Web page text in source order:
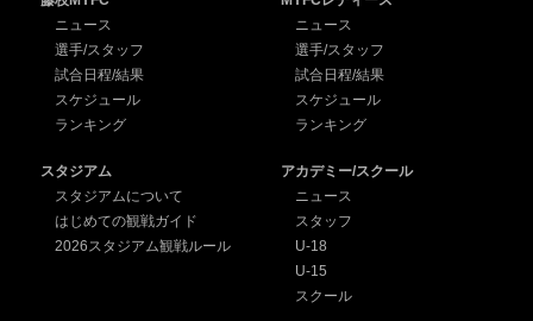
ニュース
選手/スタッフ
試合日程/結果
スケジュール
ランキング
ニュース
選手/スタッフ
試合日程/結果
スケジュール
ランキング
スタジアム
スタジアムについて
はじめての観戦ガイド
2026スタジアム観戦ルール
アカデミー/スクール
ニュース
スタッフ
U-18
U-15
スクール